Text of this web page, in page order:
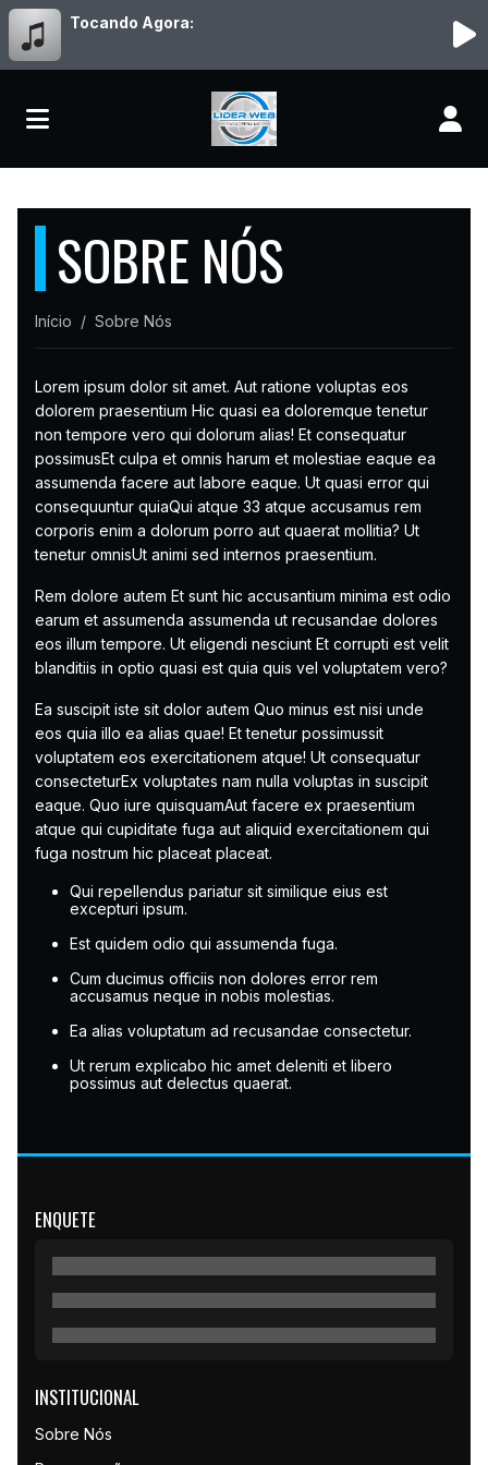
Tocando Agora:
SOBRE NÓS
Início Sobre Nós
Lorem ipsum dolor sit amet. Aut ratione voluptas eos
dolorem praesentium Hic quasi ea doloremque tenetur
non tempore vero qui dolorum alias! Et consequatur
possimusEt culpa et omnis harum et molestiae eaque ea
assumenda facere aut labore eaque. Ut quasi error qui
consequuntur quiaQui atque 33 atque accusamus rem
corporis enim a dolorum porro aut quaerat mollitia? Ut
tenetur omnisUt animi sed internos praesentium.
Rem dolore autem Et sunt hic accusantium minima est odio
earum et assumenda assumenda ut recusandae dolores
eos illum tempore. Ut eligendi nesciunt Et corrupti est velit
blanditiis in optio quasi est quia quis vel voluptatem vero?
Ea suscipit iste sit dolor autem Quo minus est nisi unde
eos quia illo ea alias quae! Et tenetur possimussit
voluptatem eos exercitationem atque! Ut consequatur
consecteturEx voluptates nam nulla voluptas in suscipit
eaque. Quo iure quisquamAut facere ex praesentium
atque qui cupiditate fuga aut aliquid exercitationem qui
fuga nostrum hic placeat placeat.
Qui repellendus pariatur sit similique eius est
excepturi ipsum.
Est quidem odio qui assumenda fuga.
Cum ducimus officiis non dolores error rem
accusamus neque in nobis molestias.
Ea alias voluptatum ad recusandae consectetur.
Ut rerum explicabo hic amet deleniti et libero
possimus aut delectus quaerat.
ENQUETE
INSTITUCIONAL
Sobre Nós